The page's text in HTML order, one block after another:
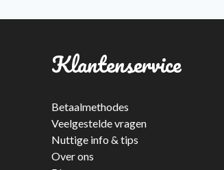
Klantenservice
Betaalmethodes
Veelgestelde vragen
Nuttige info & tips
Over ons